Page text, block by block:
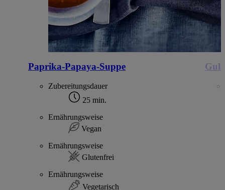
Paprika-Papaya-Suppe
Zubereitungsdauer
25 min.
Ernährungsweise
Vegan
Ernährungsweise
Glutenfrei
Ernährungsweise
Vegetarisch